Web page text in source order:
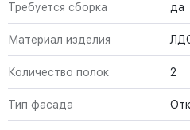
Требуется сборка да
Материал изделия
Количество полок 2
Тип фасада